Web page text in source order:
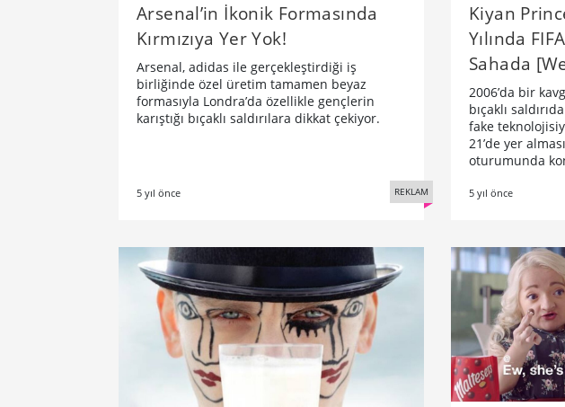
Arsenal’in İkonik Formasında
Kırmızıya Yer Yok!
Arsenal, adidas ile gerçekleştirdiği iş
birliğinde özel üretim tamamen beyaz
formasıyla Londra’da özellikle gençlerin
karıştığı bıçaklı saldırılara dikkat çekiyor.
5 yıl önce REKLAM
Kiyan
Yılında
Sahada
2006’da bir
bıçaklı
fake
21’de yer
oturumunda
5 yıl önce